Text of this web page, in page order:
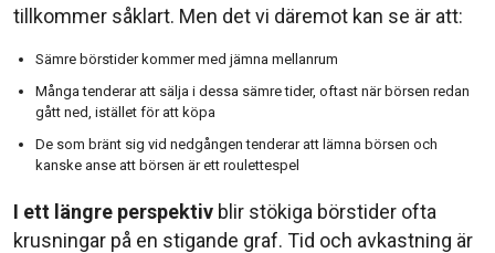
tillkommer såklart. Men det vi däremot kan se är att:
Sämre börstider kommer med jämna mellanrum
Många tenderar att sälja i dessa sämre tider, oftast när börsen redan
gått ned, istället för att köpa
De som bränt sig vid nedgången tenderar att lämna börsen och
kanske anse att börsen är ett roulettespel
I ett längre perspektiv blir stökiga börstider ofta
krusningar på en stigande graf. Tid och avkastning är